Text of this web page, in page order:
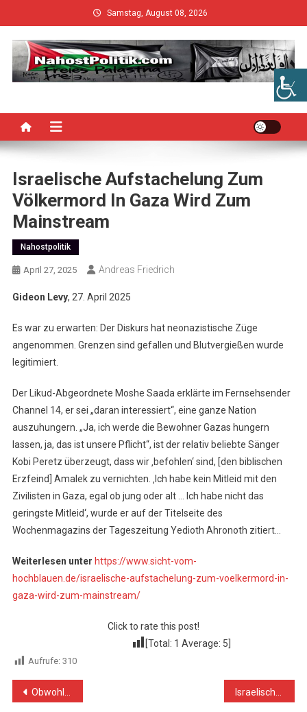
to
content
Samstag, August 08, 2026
Israelische Aufstachelung Zum
Völkermord In Gaza Wird Zum
Mainstream
Nahostpolitik
April 27, 2025 Andreas Friedrich
Gideon Levy, 27. April 2025
Es war zu erwarten: Der Diskurs hat neonazistische Züge
angenommen. Grenzen sind gefallen und Blutvergießen wurde
legitimiert.
Der Likud-Abgeordnete Moshe Saada erklärte im Fernsehsender
Channel 14, er sei „daran interessiert“, eine ganze Nation
auszuhungern. „Ja, ich werde die Bewohner Gazas hungern
lassen, ja, das ist unsere Pflicht“, ist der relativ beliebte Sänger
Kobi Peretz überzeugt, dass wir ‚befohlen‘ sind, [den biblischen
Erzfeind] Amalek zu vernichten. ‚Ich habe kein Mitleid mit den
Zivilisten in Gaza, egal ob jung oder alt … Ich habe nicht das
geringste Mitleid‘, wurde er auf der Titelseite des
Wochenmagazins der Tageszeitung Yedioth Ahronoth zitiert…
Weiterlesen unter https://www.sicht-vom-
hochblauen.de/israelische-aufstachelung-zum-voelkermord-in-
gaza-wird-zum-mainstream/
Click to rate this post!
[Total: 1 Average: 5
Aufrufe: 310
Beitragsnavigation
Obwohl Israel offen Hunger zur Waffe erklärt, zögern die Medien, es für die Hungersnot verantwortlich zu machen Israelische Angriffe auf den total belagerten Gazastreifen töten 167 Palästinenser in drei Tagen